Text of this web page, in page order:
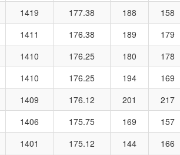
1419 177.38 188 158
1411 176.38 189 179
1410 176.25 180 178
1410 176.25 194 169
1409 176.12 201 217
1406 175.75 169 157
1401 175.12 144 166